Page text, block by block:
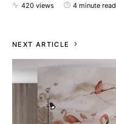
420 views 4 minute read
NEXT ARTICLE